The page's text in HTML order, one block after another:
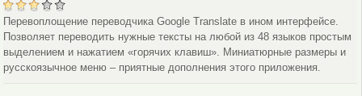
Перевоплощение переводчика Google Translate в ином интерфейсе.
Позволяет переводить нужные тексты на любой из 48 языков простым
выделением и нажатием «горячих клавиш». Миниатюрные размеры и
русскоязычное меню – приятные дополнения этого приложения.